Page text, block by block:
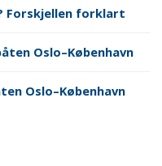
Forskjellen forklart
Oslo–København
Oslo–København